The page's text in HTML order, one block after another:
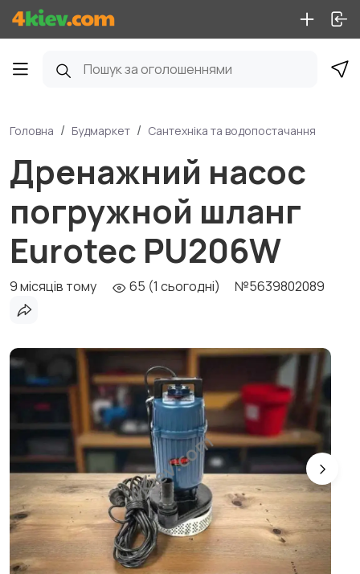
Головна Будмаркет Сантехніка та водопостачання
Дренажний насос
погружной шланг
Eurotec PU206W
9 місяців тому 65 (1 сьогодні) №5639802089